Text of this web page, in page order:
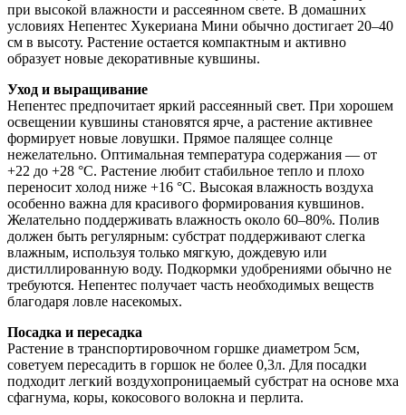
при высокой влажности и рассеянном свете. В домашних
условиях Непентес Хукериана Мини обычно достигает 20–40
см в высоту. Растение остается компактным и активно
образует новые декоративные кувшины.
Уход и выращивание
Непентес предпочитает яркий рассеянный свет. При хорошем
освещении кувшины становятся ярче, а растение активнее
формирует новые ловушки. Прямое палящее солнце
нежелательно. Оптимальная температура содержания — от
+22 до +28 °C. Растение любит стабильное тепло и плохо
переносит холод ниже +16 °C. Высокая влажность воздуха
особенно важна для красивого формирования кувшинов.
Желательно поддерживать влажность около 60–80%. Полив
должен быть регулярным: субстрат поддерживают слегка
влажным, используя только мягкую, дождевую или
дистиллированную воду. Подкормки удобрениями обычно не
требуются. Непентес получает часть необходимых веществ
благодаря ловле насекомых.
Посадка и пересадка
Растение в транспортировочном горшке диаметром 5см,
советуем пересадить в горшок не более 0,3л. Для посадки
подходит легкий воздухопроницаемый субстрат на основе мха
сфагнума, коры, кокосового волокна и перлита.